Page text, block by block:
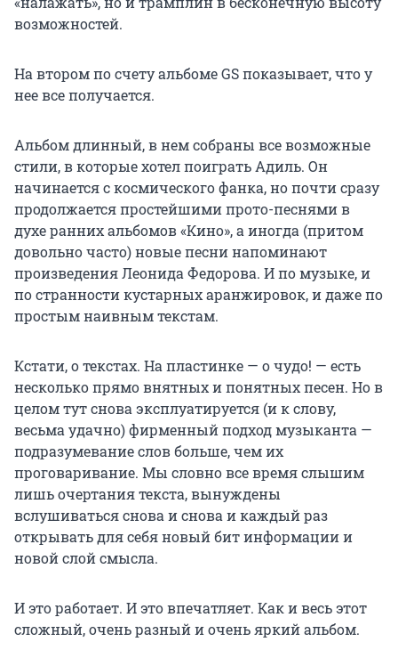
возможностей.
На втором по счету альбоме GS показывает, что у
нее все получается.
Альбом длинный, в нем собраны все возможные
стили, в которые хотел поиграть Адиль. Он
начинается с космического фанка, но почти сразу
продолжается простейшими прото-песнями в
духе ранних альбомов «Кино», а иногда (притом
довольно часто) новые песни напоминают
произведения Леонида Федорова. И по музыке, и
по странности кустарных аранжировок, и даже по
простым наивным текстам.
Кстати, о текстах. На пластинке — о чудо! — есть
несколько прямо внятных и понятных песен. Но в
целом тут снова эксплуатируется (и к слову,
весьма удачно) фирменный подход музыканта —
подразумевание слов больше, чем их
проговаривание. Мы словно все время слышим
лишь очертания текста, вынуждены
вслушиваться снова и снова и каждый раз
открывать для себя новый бит информации и
новой слой смысла.
И это работает. И это впечатляет. Как и весь этот
сложный, очень разный и очень яркий альбом.